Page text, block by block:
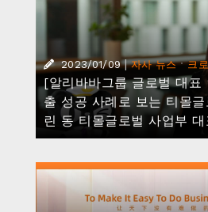
2023/01/09 | 자사 뉴스·크
[알리바바그룹 글로벌 대표
출 성공 사례로 보는 티몰
린 동 티몰글로벌 사업부 대